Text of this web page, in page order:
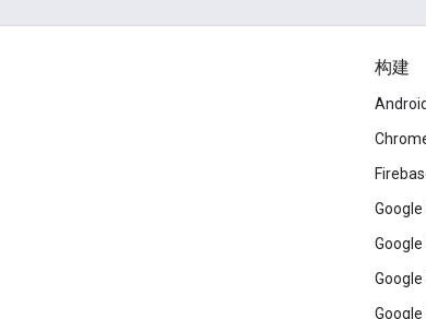
构建
Android
Google
Google